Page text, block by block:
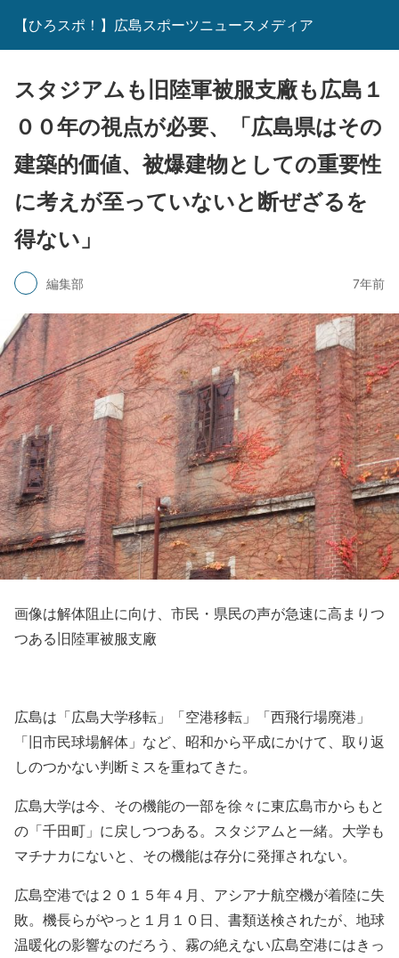
【ひろスポ！】広島スポーツニュースメディア
スタジアムも旧陸軍被服支廠も広島１
００年の視点が必要、「広島県はその
建築的価値、被爆建物としての重要性
に考えが至っていないと断ぜざるを
得ない」
編集部 7年前
画像は解体阻止に向け、市民・県民の声が急速に高まりつ
つある旧陸軍被服支廠
広島は「広島大学移転」「空港移転」「西飛行場廃港」
「旧市民球場解体」など、昭和から平成にかけて、取り返
しのつかない判断ミスを重ねてきた。
広島大学は今、その機能の一部を徐々に東広島市からもと
の「千田町」に戻しつつある。スタジアムと一緒。大学も
マチナカにないと、その機能は存分に発揮されない。
広島空港では２０１５年４月、アシアナ航空機が着陸に失
敗。機長らがやっと１月１０日、書類送検されたが、地球
温暖化の影響なのだろう、霧の絶えない広島空港にはきっ